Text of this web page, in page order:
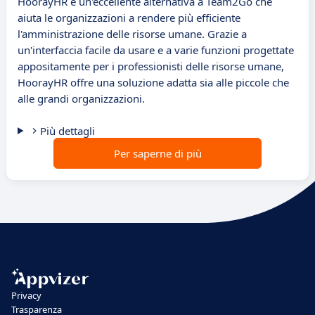
aiuta le organizzazioni a rendere più efficiente
l'amministrazione delle risorse umane. Grazie a
un'interfaccia facile da usare e a varie funzioni progettate
appositamente per i professionisti delle risorse umane,
HoorayHR offre una soluzione adatta sia alle piccole che
alle grandi organizzazioni.
Più dettagli
Per saperne di più
Privacy
Trasparenza